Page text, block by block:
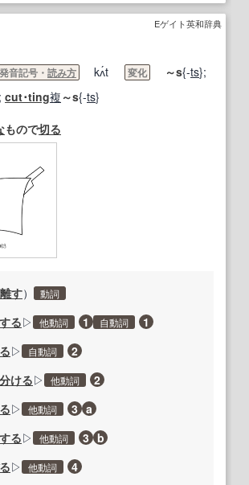
Eゲイト英和辞典
発音記号・ 読み方 kʌ́t 変化 ～s{-ts};
; cut･ting複 ～s{-ts}
もので切る
す） 動詞
る▷ 他動詞 1 自動詞
1
▷ 自動詞
2
ける▷ 他動詞
2
▷ 他動詞 3 a
る▷ 他動詞 3 b
▷ 他動詞 4